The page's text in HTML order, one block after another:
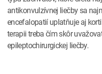
antikonvulzívnej liečby sa
encefalopatií uplatňuje aj
terapii treba čím skôr
epileptochirurgickej liečby.